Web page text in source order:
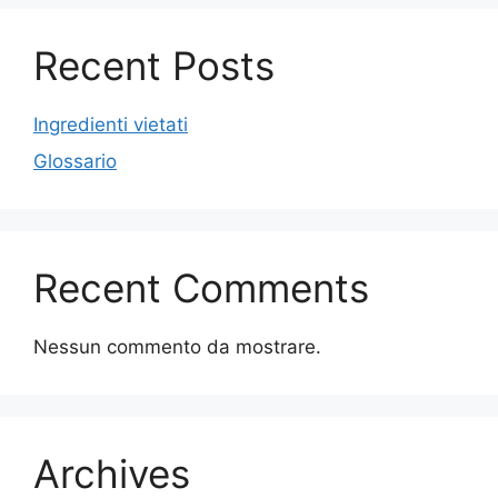
Recent Posts
Ingredienti vietati
Glossario
Recent Comments
Nessun commento da mostrare.
Archives